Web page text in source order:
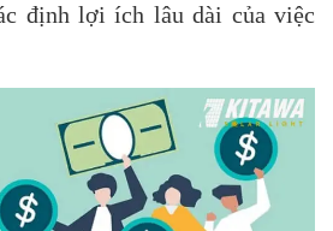
định lợi ích lâu dài của việc